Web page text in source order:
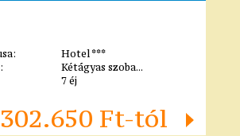
Hotel ***
Kétágyas szoba...
7 éj
302.650 Ft-tól